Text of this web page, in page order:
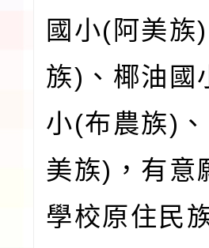
國小(阿美族
族)、椰油國
小(布農族)
美族)，有意
學校原住民